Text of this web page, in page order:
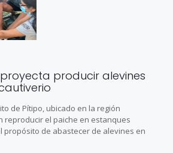
producir alevines
de Pítipo, ubicado en la región
reproducir el paiche en estanques
propósito de abastecer de alevines en